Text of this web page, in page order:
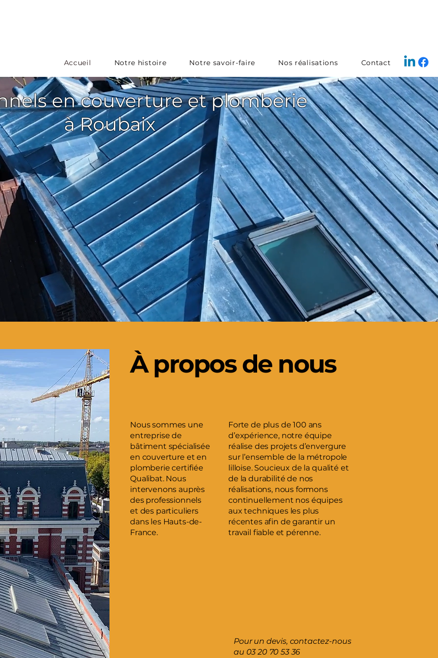
Accueil Notre histoire Notre savoir-faire Nos réalisations Contact
en couverture et plomberie
à Roubaix
À propos de nous
Nous sommes une
entreprise de
bâtiment spécialisée
en couverture et en
plomberie certifiée
Qualibat. Nous
intervenons auprès
des professionnels
et des particuliers
dans les Hauts-de-
France.
Forte de plus de 100 ans
d’expérience, notre équipe
réalise des projets d’envergure
sur l’ensemble de la métropole
lilloise. Soucieux de la qualité et
de la durabilité de nos
réalisations, nous formons
continuellement nos équipes
aux techniques les plus
récentes afin de garantir un
travail fiable et pérenne.
Pour un devis, contactez-nous
au 03 20 70 53 36